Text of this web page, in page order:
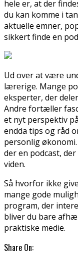
hele er, at der
du kan komme i
aktuelle emner,
sikkert finde en
Ud over at være
lærerige. Mange
eksperter, der
Andre fortæller
et nyt perspektiv
endda tips og råd
personlig
der en podcast,
viden.
Så hvorfor ikke
mange gode
program, der
bliver du bare
praktiske medie.
Share On: